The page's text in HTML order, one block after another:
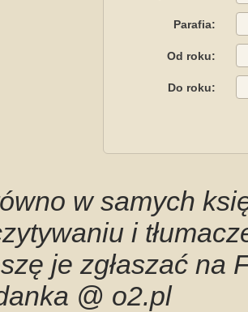
Parafia:
Od roku:
Do roku:
w samych
i
je zgłaszać na
@ o2.pl